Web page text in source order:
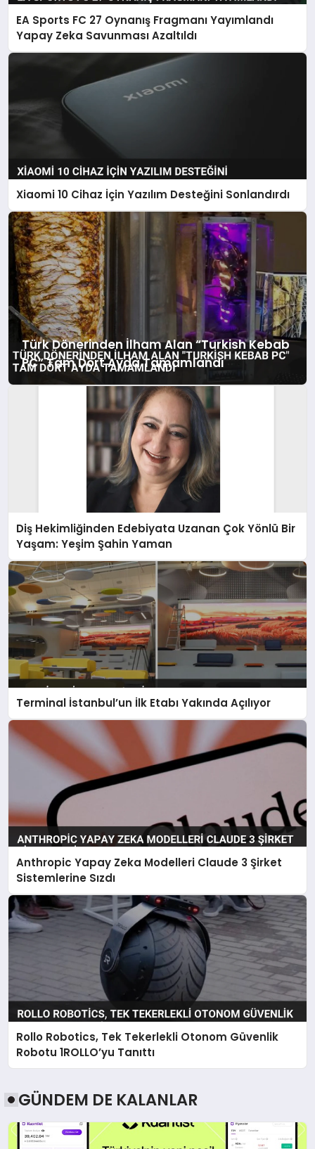
EA Sports FC 27 Oynanış Fragmanı Yayımlandı
Yapay Zeka Savunması Azaltıldı
Xiaomi 10 Cihaz İçin Yazılım Desteğini Sonlandırdı
Türk Dönerinden İlham Alan “Turkish Kebab
PC” Tam Dört Ayda Tamamlandı
Diş Hekimliğinden Edebiyata Uzanan Çok Yönlü Bir
Yaşam: Yeşim Şahin Yaman
Terminal İstanbul’un İlk Etabı Yakında Açılıyor
Anthropic Yapay Zeka Modelleri Claude 3 Şirket
Sistemlerine Sızdı
Rollo Robotics, Tek Tekerlekli Otonom Güvenlik
Robotu 1ROLLO’yu Tanıttı
GÜNDEM DE KALANLAR